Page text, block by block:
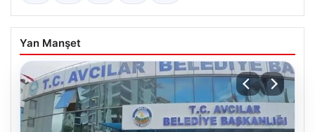
Yan Manşet